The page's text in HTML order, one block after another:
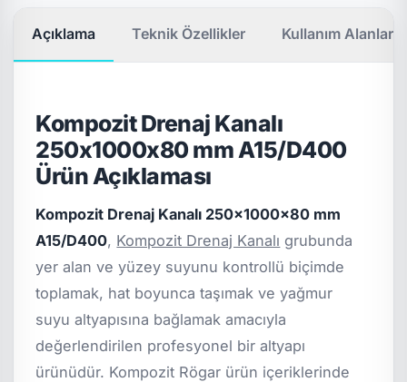
Açıklama Teknik Özellikler Kullanım Alanları
Kompozit Drenaj Kanalı
250x1000x80 mm A15/D400
Ürün Açıklaması
Kompozit Drenaj Kanalı 250x1000x80 mm
A15/D400, Kompozit Drenaj Kanalı grubunda
yer alan ve yüzey suyunu kontrollü biçimde
toplamak, hat boyunca taşımak ve yağmur
suyu altyapısına bağlamak amacıyla
değerlendirilen profesyonel bir altyapı
ürünüdür. Kompozit Rögar ürün içeriklerinde